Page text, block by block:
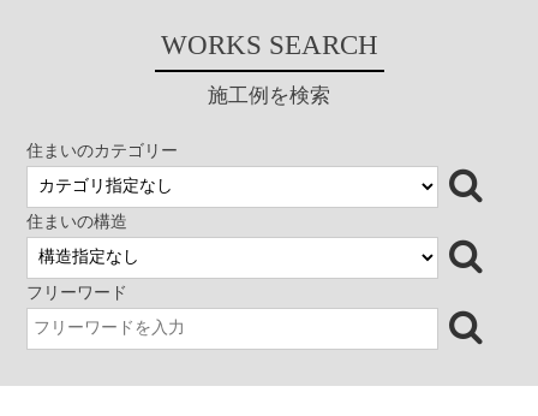
窓辺のベンチで外の景色を楽し
類 建築家住宅 新築 大阪
借景のある家 シンプルモダン
って、玄関まで流れていまし
とからスタートし、１階にキッ
チンのある広間と仏間（和室4.5
れの個室を設けました。仏間南
側の大きな開口部から入る風が
家全体に流れるように各スペー
スや階段を配し、道路からのア
プローチは、路地的な空間と
し、その先をどんつきとしまし
た。 （どんつきとは、関西では
行き止まりという意味で、住宅
に囲まれたミチでは、共用の庭
けて、親しいご近所さんや友
め、素材感のある仕上げ材を使
りがちなインテリアに変化を持
たせることを考えた。 分類 建
WORKS SEARCH
施工例を検索
住まいのカテゴリー
住まいの構造
フリーワード